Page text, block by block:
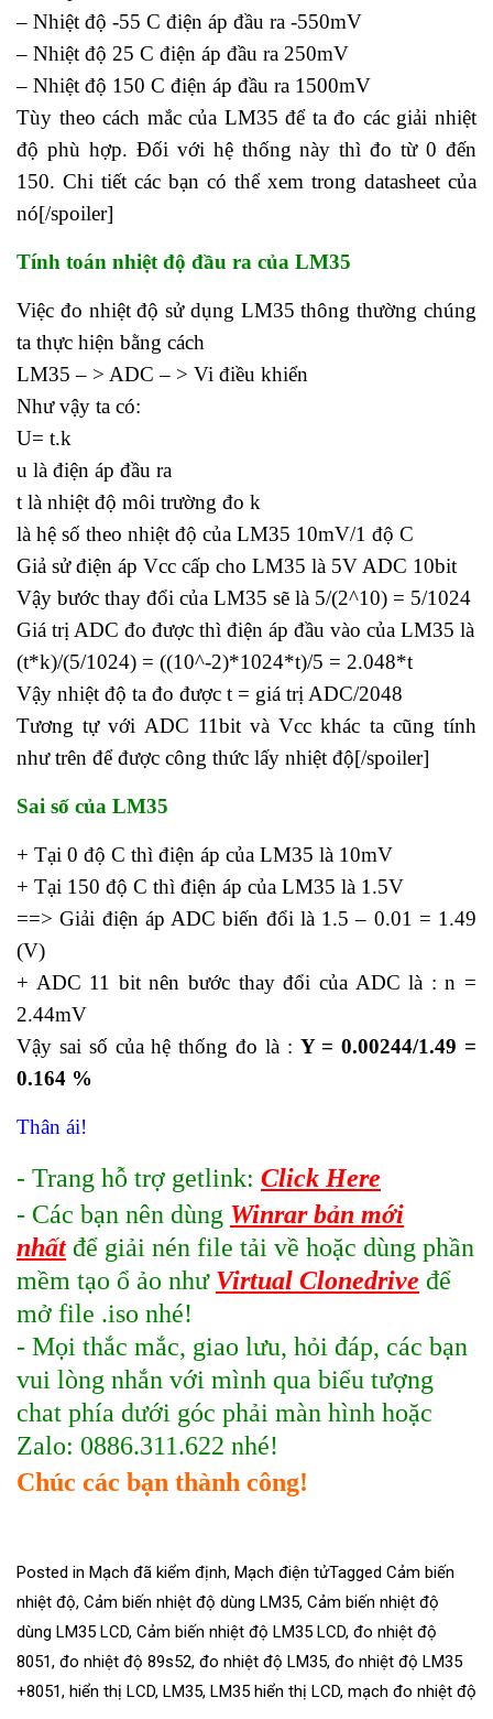
– Nhiệt độ -55 C điện áp đầu ra -550mV
– Nhiệt độ 25 C điện áp đầu ra 250mV
– Nhiệt độ 150 C điện áp đầu ra 1500mV
Tùy theo cách mắc của LM35 để ta đo các giải nhiệt
độ phù hợp. Đối với hệ thống này thì đo từ 0 đến
150. Chi tiết các bạn có thể xem trong datasheet của
nó[/spoiler]
Tính toán nhiệt độ đầu ra của LM35
Việc đo nhiệt độ sử dụng LM35 thông thường chúng
ta thực hiện bằng cách
LM35 – > ADC – > Vi điều khiển
Như vậy ta có:
U= t.k
u là điện áp đầu ra
t là nhiệt độ môi trường đo k
là hệ số theo nhiệt độ của LM35 10mV/1 độ C
Giả sử điện áp Vcc cấp cho LM35 là 5V ADC 10bit
Vậy bước thay đổi của LM35 sẽ là 5/(2^10) = 5/1024
Giá trị ADC đo được thì điện áp đầu vào của LM35 là
(t*k)/(5/1024) = ((10^-2)*1024*t)/5 = 2.048*t
Vậy nhiệt độ ta đo được t = giá trị ADC/2048
Tương tự với ADC 11bit và Vcc khác ta cũng tính
như trên để được công thức lấy nhiệt độ[/spoiler]
Sai số của LM35
+ Tại 0 độ C thì điện áp của LM35 là 10mV
+ Tại 150 độ C thì điện áp của LM35 là 1.5V
==> Giải điện áp ADC biến đổi là 1.5 – 0.01 = 1.49
(V)
+ ADC 11 bit nên bước thay đổi của ADC là : n =
2.44mV
Vậy sai số của hệ thống đo là : Y = 0.00244/1.49 =
0.164 %
Thân ái!
- Trang hỗ trợ getlink: Click Here
- Các bạn nên dùng Winrar bản mới
nhấtđể giải nén file tải về hoặc dùng phần
mềm tạo ổ ảo như Virtual Clonedrive để
mở file .iso nhé!
- Mọi thắc mắc, giao lưu, hỏi đáp, các bạn
vui lòng nhắn với mình qua biểu tượng
chat phía dưới góc phải màn hình hoặc
Zalo: 0886.311.622 nhé!
Chúc các bạn thành công!
Posted in Mạch đã kiểm định, Mạch điện tửTagged Cảm biến
nhiệt độ, Cảm biến nhiệt độ dùng LM35, Cảm biến nhiệt độ
dùng LM35 LCD, Cảm biến nhiệt độ LM35 LCD, đo nhiệt độ
8051, đo nhiệt độ 89s52, đo nhiệt độ LM35, đo nhiệt độ LM35
+8051, hiển thị LCD, LM35, LM35 hiển thị LCD, mạch đo nhiệt độ